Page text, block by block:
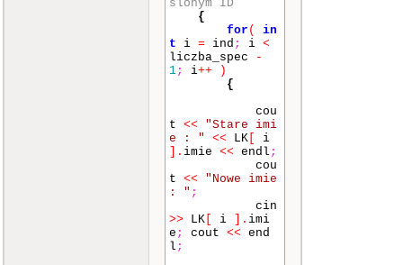
case
bre
ak ;
case
2:
3
;
bre
ak ;
case
4
;
bre
case 5
szukaj_wg_ID2(
LK
slonym ID
{
for (
in
t i = ind ; i <
liczba_spec
-
1; i++
)
{
cou
t <<
"Stare imi
e : "
<< LK [
i
] . imie << endl ;
cou
t <<
"Nowe imie
: " ;
cin
>> LK [ i ] . imi
e ; cout << end
l ;